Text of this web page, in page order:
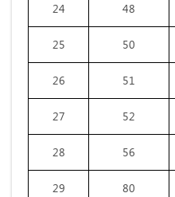
24 48
25 50
26 51
27 52
28 56
29 80